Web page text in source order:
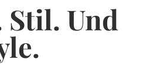
Stil. Und